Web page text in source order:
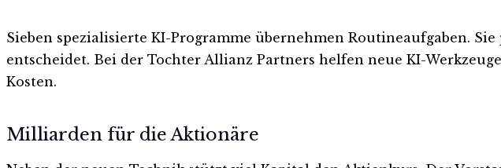
Sieben spezialisierte KI-Programme übernehmen Routineaufgaben.
entscheidet. Bei der Tochter Allianz Partners helfen neue KI-
Kosten.
Milliarden für die Aktionäre